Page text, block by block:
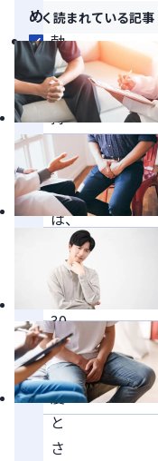
め
勃
起
の
持
続
時
間
は、
分
～
30
分
程
度
と
さ
よく読まれている記事